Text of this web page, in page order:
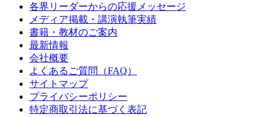
各界リーダーからの応援メッセージ
メディア掲載・講演執筆実績
書籍・教材のご案内
最新情報
会社概要
よくあるご質問（FAQ）
サイトマップ
プライバシーポリシー
特定商取引法に基づく表記